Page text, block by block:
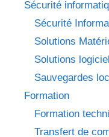
Sécurité
Sécurité
Solutions
Solutions
Sauvegardes
Formation
Formation
Transfert de